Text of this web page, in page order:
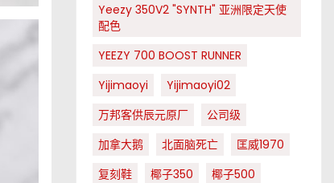
Yeezy 350V2 "SYNTH" 亚洲限定天使
配色
YEEZY 700 BOOST RUNNER
Yijimaoyi
Yijimaoyi02
万邦客供辰元原厂
公司级
加拿大鹅
北面脑死亡
匡威1970
复刻鞋
椰子350
椰子500